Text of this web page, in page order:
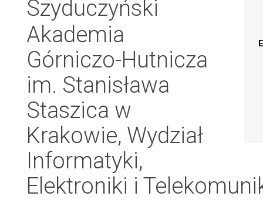
Szyduczyński
Akademia
Górniczo-Hutnicza
im. Stanisława
Staszica w
Krakowie, Wydział
Informatyki,
Elektroniki i